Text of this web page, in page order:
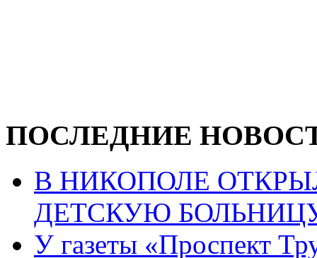
ПОСЛЕДНИЕ
В НИКОПОЛЕ
ДЕТСКУЮ
У газеты «Проспект